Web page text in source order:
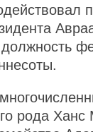
рода